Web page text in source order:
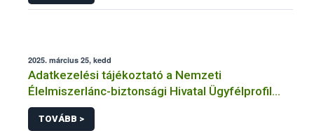
2025. március 25, kedd
Adatkezelési tájékoztató a Nemzeti
Élelmiszerlánc-biztonsági Hivatal Ügyfélprofil
Rendszerben kistermelői tevékenység
témakörben intézhető közhatalmi eljárásaihoz
TOVÁBB >